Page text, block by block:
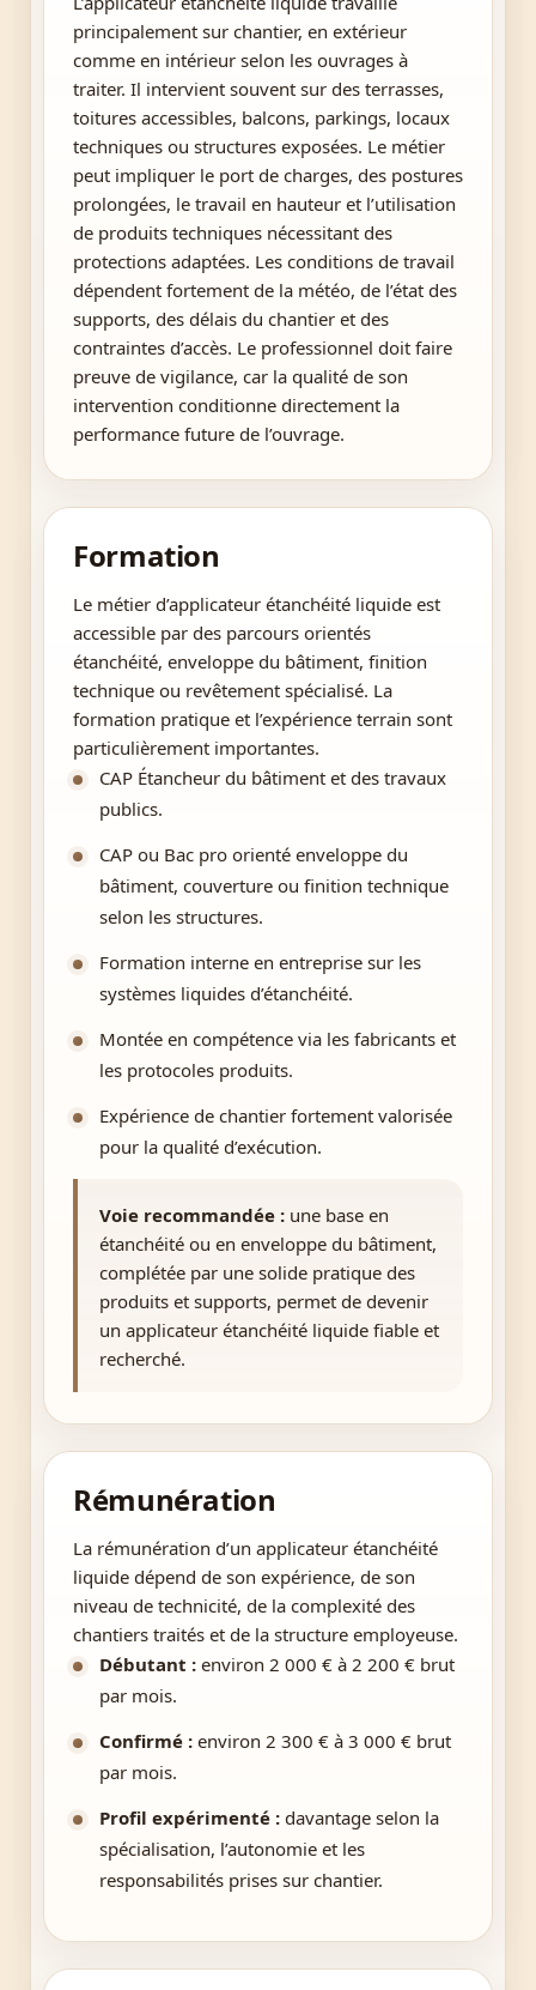
principalement sur chantier, en extérieur
comme en intérieur selon les ouvrages à
traiter. Il intervient souvent sur des terrasses,
toitures accessibles, balcons, parkings, locaux
techniques ou structures exposées. Le métier
peut impliquer le port de charges, des postures
prolongées, le travail en hauteur et l’utilisation
de produits techniques nécessitant des
protections adaptées. Les conditions de travail
dépendent fortement de la météo, de l’état des
supports, des délais du chantier et des
contraintes d’accès. Le professionnel doit faire
preuve de vigilance, car la qualité de son
intervention conditionne directement la
performance future de l’ouvrage.
Formation
Le métier d’applicateur étanchéité liquide est
accessible par des parcours orientés
étanchéité, enveloppe du bâtiment, finition
technique ou revêtement spécialisé. La
formation pratique et l’expérience terrain sont
particulièrement importantes.
CAP Étancheur du bâtiment et des travaux
publics.
CAP ou Bac pro orienté enveloppe du
bâtiment, couverture ou finition technique
selon les structures.
Formation interne en entreprise sur les
systèmes liquides d’étanchéité.
Montée en compétence via les fabricants et
les protocoles produits.
Expérience de chantier fortement valorisée
pour la qualité d’exécution.
Voie recommandée : une base en
étanchéité ou en enveloppe du bâtiment,
complétée par une solide pratique des
produits et supports, permet de devenir
un applicateur étanchéité liquide fiable et
recherché.
Rémunération
La rémunération d’un applicateur étanchéité
liquide dépend de son expérience, de son
niveau de technicité, de la complexité des
chantiers traités et de la structure employeuse.
Débutant : environ 2 000 € à 2 200 € brut
par mois.
Confirmé : environ 2 300 € à 3 000 € brut
par mois.
Profil expérimenté : davantage selon la
spécialisation, l’autonomie et les
responsabilités prises sur chantier.